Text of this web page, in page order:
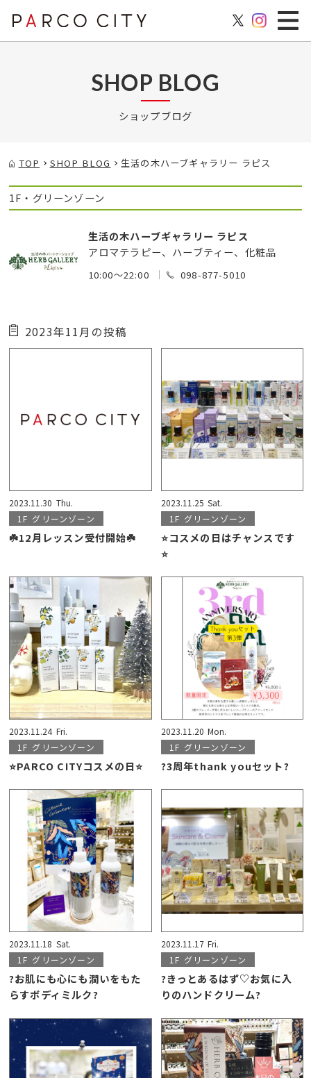
SHOP BLOG
ショップブログ
TOP SHOP BLOG 生活の木ハーブギャラリー ラピス
1F・グリーンゾーン
生活の木ハーブギャラリー ラピス
アロマテラピー、ハーブティー、化粧品
10:00～22:00 098-877-5010
2023年11月の投稿
2023.11.30 Thu.
1F グリーンゾーン
☘️12月レッスン受付開始☘️
2023.11.25 Sat.
1F グリーンゾーン
⭐️コスメの日はチャンスです
⭐️
2023.11.24 Fri.
1F グリーンゾーン
⭐️PARCO CITYコスメの日⭐️
2023.11.20 Mon.
1F グリーンゾーン
?️3周年thank youセット?️
2023.11.18 Sat.
1F グリーンゾーン
?お肌にも心にも潤いをもた
らすボディミルク?
2023.11.17 Fri.
1F グリーンゾーン
?️きっとあるはず♡お気に入
りのハンドクリーム?